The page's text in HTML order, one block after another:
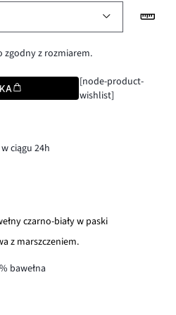
zgodny z rozmiarem.
[node-product-
wishlist]
ciągu 24h
czarno-biały w paski
z marszczeniem.
bawełna